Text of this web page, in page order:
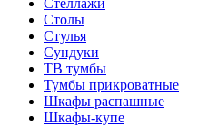
Стеллажи
Столы
Стулья
Сундуки
ТВ тумбы
Тумбы прикроватные
Шкафы распашные
Шкафы-купе